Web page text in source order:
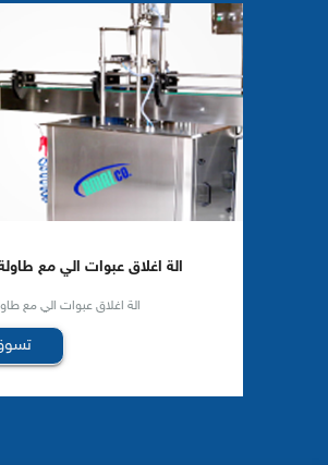
الة اغلاق عبوات الي مع
الة اغلاق عبوات الي مع